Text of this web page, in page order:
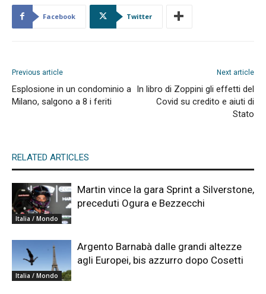
Facebook Twitter
Previous article
Esplosione in un condominio a
Milano, salgono a 8 i feriti
Next article
In libro di Zoppini gli effetti del
Covid su credito e aiuti di
Stato
RELATED ARTICLES
Italia / Mondo
Martin vince la gara Sprint a Silverstone,
preceduti Ogura e Bezzecchi
Italia / Mondo
Argento Barnabà dalle grandi altezze
agli Europei, bis azzurro dopo Cosetti